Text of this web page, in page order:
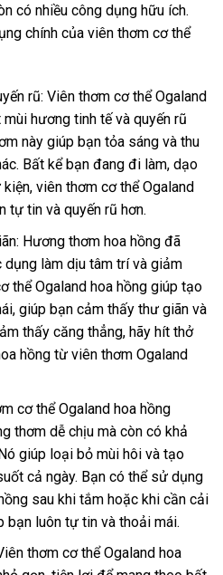
có nhiều công dụng hữu ích.
chính của viên thơm cơ thể
rũ: Viên thơm cơ thể Ogaland
hương tinh tế và quyến rũ
này giúp bạn tỏa sáng và thu
Bất kể bạn đang đi làm, dạo
viên thơm cơ thể Ogaland
tự tin và quyến rũ hơn.
Hương thơm hoa hồng đã
làm dịu tâm trí và giảm
thể Ogaland hoa hồng giúp tạo
giúp bạn cảm thấy thư giãn và
thấy căng thẳng, hãy hít thở
hồng từ viên thơm Ogaland
cơ thể Ogaland hoa hồng
thơm dễ chịu mà còn có khả
giúp loại bỏ mùi hôi và tạo
cả ngày. Bạn có thể sử dụng
sau khi tắm hoặc khi cần cải
bạn luôn tự tin và thoải mái.
thơm cơ thể Ogaland hoa